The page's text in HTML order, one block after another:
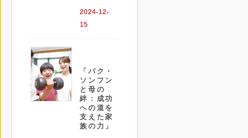
2024-12-
15
「パク・
ソンフン
と母の
絆：成功
への道を
支えた家
族の力」